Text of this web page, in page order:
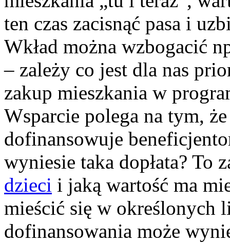
ten czas zacisnąć pasa i
Wkład można wzbogacić
– zależy co jest dla nas
zakup mieszkania w
Wsparcie polega na tym,
dofinansowuje
wyniesie taka dopłata? To
dzieci i jaką wartość ma
mieścić się w określonych
dofinansowania może